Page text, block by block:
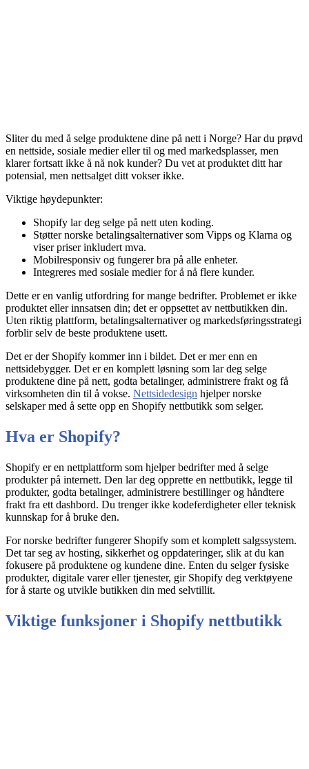
Sliter du med å selge produktene dine på nett i Norge? Har du prøvd
en nettside, sosiale medier eller til og med markedsplasser, men
klarer fortsatt ikke å nå nok kunder? Du vet at produktet ditt har
potensial, men nettsalget ditt vokser ikke.
Viktige høydepunkter:
Shopify lar deg selge på nett uten koding.
Støtter norske betalingsalternativer som Vipps og Klarna og
viser priser inkludert mva.
Mobilresponsiv og fungerer bra på alle enheter.
Integreres med sosiale medier for å nå flere kunder.
Dette er en vanlig utfordring for mange bedrifter. Problemet er ikke
produktet eller innsatsen din; det er oppsettet av nettbutikken din.
Uten riktig plattform, betalingsalternativer og markedsføringsstrategi
forblir selv de beste produktene usett.
Det er der Shopify kommer inn i bildet. Det er mer enn en
nettsidebygger. Det er en komplett løsning som lar deg selge
produktene dine på nett, godta betalinger, administrere frakt og få
virksomheten din til å vokse. Nettsidedesign hjelper norske
selskaper med å sette opp en Shopify nettbutikk som selger.
Hva er Shopify?
Shopify er en nettplattform som hjelper bedrifter med å selge
produkter på internett. Den lar deg opprette en nettbutikk, legge til
produkter, godta betalinger, administrere bestillinger og håndtere
frakt fra ett dashbord. Du trenger ikke kodeferdigheter eller teknisk
kunnskap for å bruke den.
For norske bedrifter fungerer Shopify som et komplett salgssystem.
Det tar seg av hosting, sikkerhet og oppdateringer, slik at du kan
fokusere på produktene og kundene dine. Enten du selger fysiske
produkter, digitale varer eller tjenester, gir Shopify deg verktøyene
for å starte og utvikle butikken din med selvtillit.
Viktige funksjoner i Shopify nettbutikk